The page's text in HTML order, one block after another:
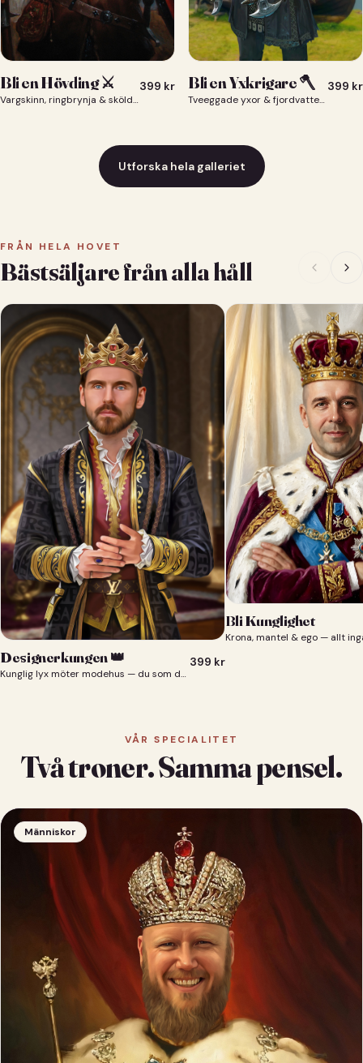
Bli en Hövding ⚔️
Vargskinn, ringbrynja & sköld — du som nordisk krigsherre ⚔️
399 kr Bli en Yxkrigare 🪓
Tveeggade yxor & fjordvatten bakom dig 🪓
399 kr
Utforska hela galleriet
FRÅN HELA HOVET
Bästsäljare från alla håll
Designerkungen 👑
Kunglig lyx möter modehus — du som designerkung 👑
399 kr
Bli Kunglighet
Krona, mantel & ego — allt
VÅR SPECIALITET
Två troner. Samma pensel.
Människor